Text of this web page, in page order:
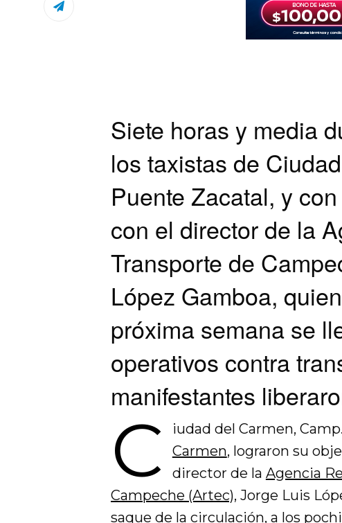
Siete horas y media
los taxistas de
Puente Zacatal, y
con el director de la
Transporte de
López Gamboa,
próxima semana se
operativos contra
manifestantes
C iudad del Carmen,
Carmen, lograron su
director de la Agencia
Campeche (Artec), Jorge Luis
saque de la circulación, a los